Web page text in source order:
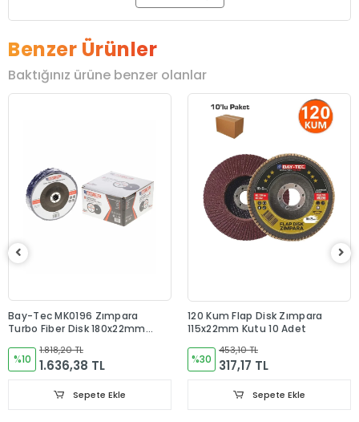
Benzer Ürünler
Baktığınız ürüne benzer olanlar
Bay-Tec MK0196 Zımpara
Turbo Fiber Disk 180x22mm
%10
1.818,20 TL
1.636,38 TL
Sepete Ekle
120 Kum Flap Disk Zımpara
115x22mm Kutu 10 Adet
%30
453,10 TL
317,17 TL
Sepete Ekle